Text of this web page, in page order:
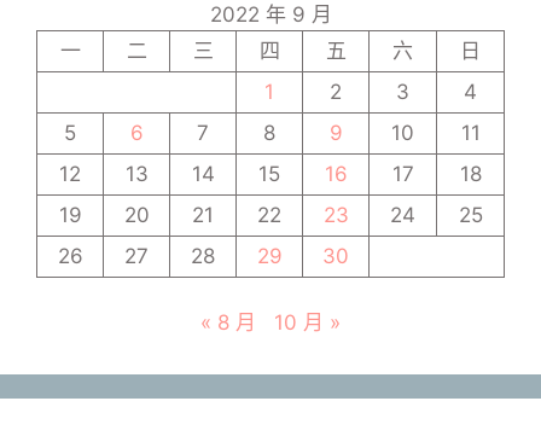
2022 年 9 月
一
二 三 四 五 六
日
1
2 3
4
5
6 7 8 9 10
11
12
13 14 15 16 17
18
19
20 21 22 23 24
25
26
27 28 29 30
« 8 月 10 月 »